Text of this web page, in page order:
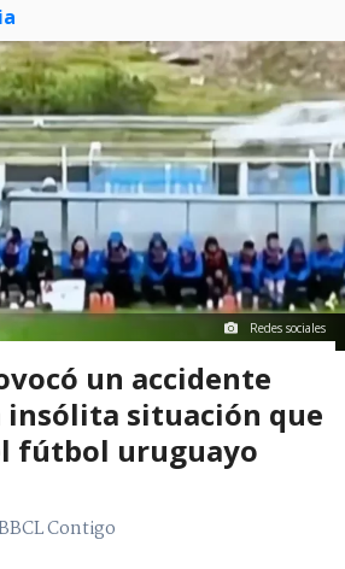
Redes sociales
un accidente
insólita situación que
fútbol uruguayo
Contigo